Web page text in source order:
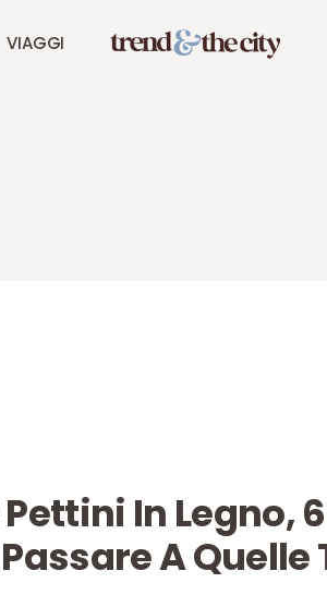
VIAGGI
Pettini In Legno, 6
A Quelle